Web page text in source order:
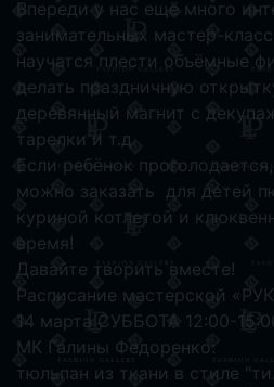
Впереди у нас ещё много
занимательных мастер-
научатся плести объёмные
делать праздничную
деревянный магнит с
тарелки и т.д.
Если ребёнок
можно заказать для детей
куриной котлетой и
время!
Давайте творить вместе!
Расписание мастерской
14 марта СУББОТА 12:00-
МК Галины Федоренко:
тюльпан из ткани в стиле